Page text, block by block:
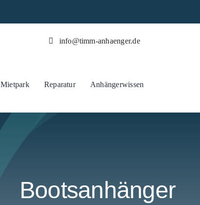
info@timm-anhaenger.de
Mietpark Reparatur Anhängerwissen
Bootsanhänger